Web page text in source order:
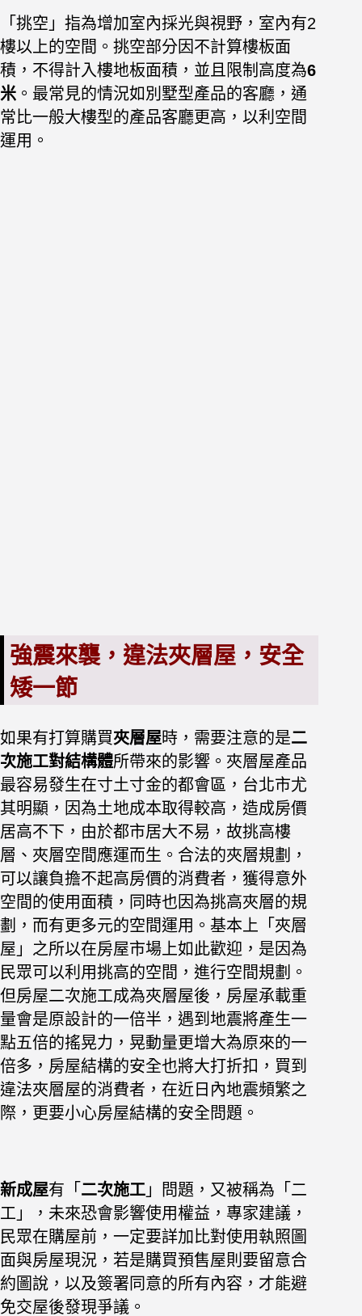
「挑空」指為增加室內採光與視野，室內有2
樓以上的空間。挑空部分因不計算樓板面
積，不得計入樓地板面積，並且限制高度為6
米 。最常見的情況如別墅型產品的客廳，通
常比一般大樓型的產品客廳更高，以利空間
運用。
強震來襲，違法夾層屋，安全
矮一節
如果有打算購買夾層屋時，需要注意的是二
次施工對結構體所帶來的影響。夾層屋產品
最容易發生在寸土寸金的都會區，台北市尤
其明顯，因為土地成本取得較高，造成房價
居高不下，由於都市居大不易，故挑高樓
層、夾層空間應運而生。合法的夾層規劃，
可以讓負擔不起高房價的消費者，獲得意外
空間的使用面積，同時也因為挑高夾層的規
劃，而有更多元的空間運用。基本上「夾層
屋」之所以在房屋市場上如此歡迎，是因為
民眾可以利用挑高的空間，進行空間規劃。
但房屋二次施工成為夾層屋後，房屋承載重
量會是原設計的一倍半，遇到地震將產生一
點五倍的搖晃力，晃動量更增大為原來的一
倍多，房屋結構的安全也將大打折扣，買到
違法夾層屋的消費者，在近日內地震頻繁之
際，更要小心房屋結構的安全問題。
新成屋有「 二次施工 」問題，又被稱為「二
工」，未來恐會影響使用權益，專家建議，
民眾在購屋前，一定要詳加比對使用執照圖
面與房屋現況，若是購買預售屋則要留意合
約圖說，以及簽署同意的所有內容，才能避
免交屋後發現爭議。